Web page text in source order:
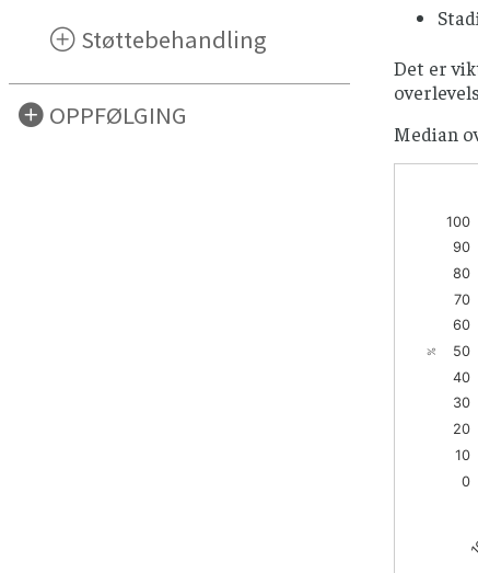
Støttebehandling
OPPFØLGING
Det er
Median
%
0
10
20
30
40
50
60
70
80
90
100